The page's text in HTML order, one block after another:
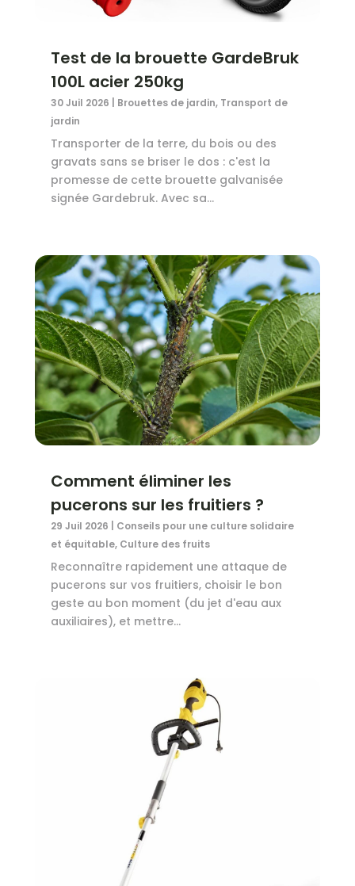
Test de la brouette GardeBruk
100L acier 250kg
30 Juil 2026 Brouettes de jardin, Transport de
jardin
Transporter de la terre, du bois ou des
gravats sans se briser le dos : c'est la
promesse de cette brouette galvanisée
signée Gardebruk. Avec sa...
Comment éliminer les
pucerons sur les fruitiers ?
29 Juil 2026
Conseils pour une culture solidaire
et équitable, Culture des fruits
Reconnaître rapidement une attaque de
pucerons sur vos fruitiers, choisir le bon
geste au bon moment (du jet d'eau aux
auxiliaires), et mettre...